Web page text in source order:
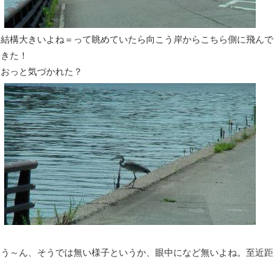
結構大きいよね＝って眺めていたら向こう岸からこちら側に飛んで
きた！
おっと気づかれた？
う～ん、そうでは無い様子というか、眼中になど無いよね。至近距